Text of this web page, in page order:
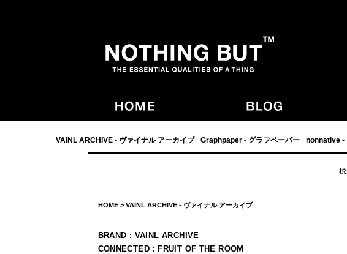
VAINL ARCHIVE - ヴァイナル アーカイブ Graphpaper - グラフペーパー nonnative -
HOME> VAINL ARCHIVE - ヴァイナル アーカイブ
BRAND : VAINL ARCHIVE
CONNECTED : FRUIT OF THE ROOM